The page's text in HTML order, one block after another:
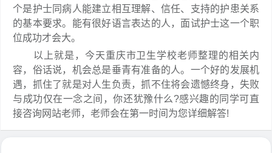
个是护士同病人能建立相互理解、信任、支持的护患关系
的基本要求。能有很好语言表达的人，面试护士这一个职
位成功才会大。
以上就是，今天重庆市卫生学校老师整理的相关内
容，俗话说，机会总是垂青有准备的人。一个好的发展机
遇，抓住了就是对人生负责，抓不住将会遗憾终身，失败
与成功仅在一念之间，你还犹豫什么?感兴趣的同学可直
接咨询网站老师，老师会在第一时间为您详细解答!